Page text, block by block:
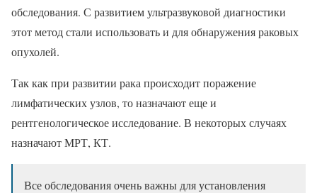
обследования. С развитием ультразвуковой диагностики
этот метод стали использовать и для обнаружения раковых
опухолей.
Так как при развитии рака происходит поражение
лимфатических узлов, то назначают еще и
рентгенологическое исследование. В некоторых случаях
назначают МРТ, КТ.
Все обследования очень важны для установления